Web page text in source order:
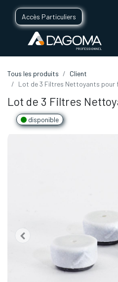
Accès Particuliers
Tous les produits
Client
Lot de 3 Filtres Nettoyants pour
Lot de 3 Filtres
disponible